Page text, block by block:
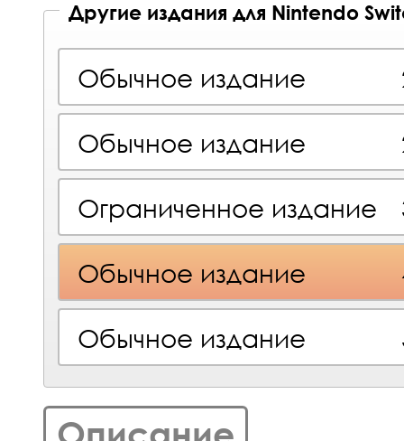
Другие издания для Nintendo
Обычное издание
Обычное издание
Ограниченное издание
Обычное издание
Обычное издание